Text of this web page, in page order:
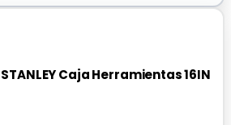
STANLEY Caja Herramientas 16IN